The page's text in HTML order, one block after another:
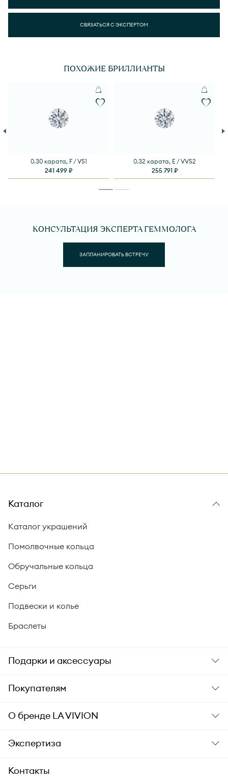
СВЯЗАТЬСЯ С ЭКСПЕРТОМ
ПОХОЖИЕ БРИЛЛИАНТЫ
0.30 карата, F / VS1
241 499 ₽
0.32 карата, E / VVS2
255 791 ₽
КОНСУЛЬТАЦИЯ ЭКСПЕРТА ГЕММОЛОГА
ЗАПЛАНИРОВАТЬ ВСТРЕЧУ
Каталог
Каталог украшений
Помолвочные кольца
Обручальные кольца
Серьги
Подвески и колье
Браслеты
Подарки и аксессуары
Подарки
Уход за украшениями
Аксессуары
Покупателям
Заказ и оплата
Гарантия подлинности
Комплект документов
О бренде LA VIVION
О компании
Экспертиза
Академия LA VIVION
Контакты